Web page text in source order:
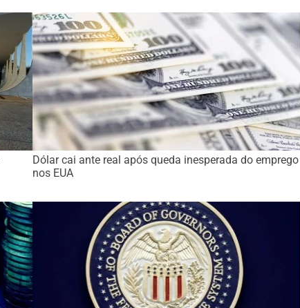
Dólar cai ante real após queda inesperada do emprego
nos EUA